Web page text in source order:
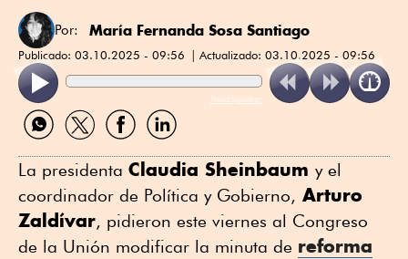
Por: María Fernanda Sosa Santiago
Publicado: 03.10.2025 - 09:56 Actualizado: 03.10.2025 - 09:56
ReadSpeaker
Compartir
por
Compartir
por
Compartir
por
Compartir
por
La presidenta Claudia Sheinbaum y el
coordinador de Política y Gobierno, Arturo
Zaldívar, pidieron este viernes al Congreso
de la Unión modificar la minuta de reforma